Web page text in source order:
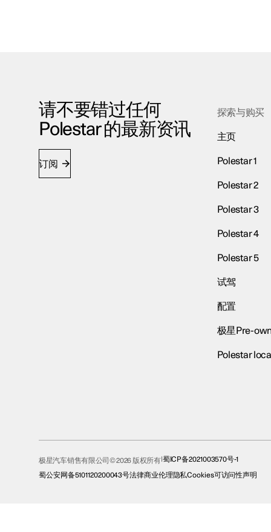
请不要错过任何
Polestar 的最新资讯
订阅
探索与购买
主页
Polestar 1
Polestar 2
Polestar 3
Polestar 4
Polestar 5
试驾
配置
极星Pre-
Polestar
极星汽车销售有限公司© 2026 版权所有 蜀ICP备2021003570号-1
蜀公安网备5101120200043号法律商业伦理隐私Cookies可访问性声明